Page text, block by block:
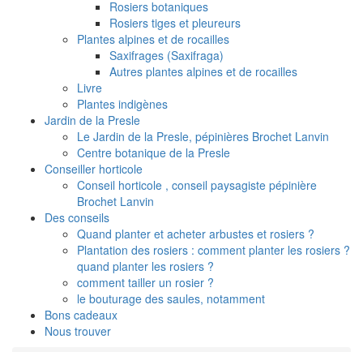
Rosiers botaniques
Rosiers tiges et pleureurs
Plantes alpines et de rocailles
Saxifrages (Saxifraga)
Autres plantes alpines et de rocailles
Livre
Plantes indigènes
Jardin de la Presle
Le Jardin de la Presle, pépinières Brochet Lanvin
Centre botanique de la Presle
Conseiller horticole
Conseil horticole , conseil paysagiste pépinière
Brochet Lanvin
Des conseils
Quand planter et acheter arbustes et rosiers ?
Plantation des rosiers : comment planter les rosiers ?
quand planter les rosiers ?
comment tailler un rosier ?
le bouturage des saules, notamment
Bons cadeaux
Nous trouver